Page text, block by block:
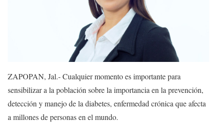
ZAPOPAN, Jal.- Cualquier momento es importante para
sensibilizar a la población sobre la importancia en la prevención,
detección y manejo de la diabetes, enfermedad crónica que afecta
a millones de personas en el mundo.